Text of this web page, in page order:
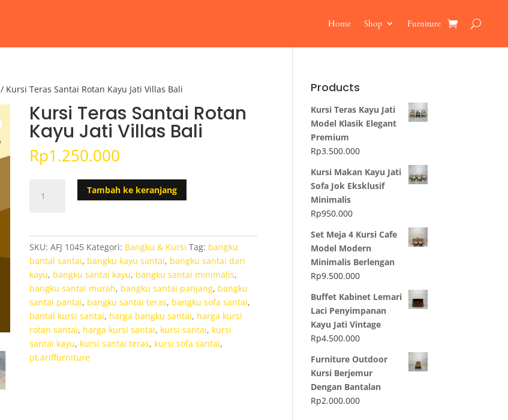
Home Shop Furniture
/ Kursi Teras Santai Rotan Kayu Jati Villas Bali
Kursi Teras Santai Rotan
Kayu Jati Villas Bali
Rp1.250.000
Kursi
Villas
Tambah ke keranjang
SKU:AFJ 1045 Kategori: Bangku & Kursi Tag: bangku
bantal santai, bangku kayu santai, bangku santai dari
kayu, bangku santai kayu, bangku santai minimalis,
bangku santai murah, bangku santai panjang, bangku
santai pantai, bangku santai teras, bangku sofa santai,
bantal kursi santai, harga bangku santai, harga kursi
rotan santai, harga kursi santai, kursi santai, kursi
santai kayu, kursi santai teras, kursi sofa santai,
pt.ariffurniture
Products
Kursi Teras Kayu Jati
Model Klasik Elegant
Premium
Rp3.500.000
Kursi Makan Kayu Jati
Sofa Jok Eksklusif
Minimalis
Rp950.000
Set Meja 4 Kursi Cafe
Model Modern
Minimalis Berlengan
Rp9.500.000
Buffet Kabinet Lemari
Laci Penyimpanan
Kayu Jati Vintage
Rp4.500.000
Furniture Outdoor
Kursi Berjemur
Dengan Bantalan
Rp2.000.000